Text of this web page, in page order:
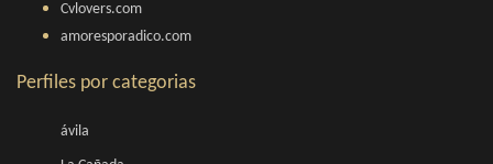
Cvlovers.com
amoresporadico.com
Perfiles por categorias
ávila